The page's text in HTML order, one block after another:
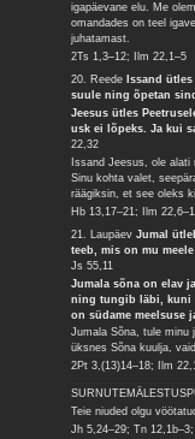
igapäevane elu. Me
omandades on teel
juhatamast.
2Ts 1,3–12; Ilm 22,1–5
20. Reede Issand
suule ning õpetan
Jeesus ütles
usk ei lõpeks. Ja kui
22,32
Issand Jeesus, ole
Sinu kohta valet,
räägiksin, et see oleks
Hb 13,17–21; Ilm
21. LaupäevJumal
teeb, mis on mu
Js 55,11
Jumala sõna on elav
ning tungib läbi, kuni
on südame meelsuse
Jumala Sõna, tule minu
üksnes Sõna kuulja,
2Pt 3,(13)14–18; Ilm
Teie niuded olgu
Jh 5,24–29; Tn